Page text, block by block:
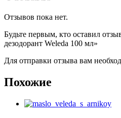
Отзывов пока нет.
Будьте первым, кто оставил
дезодорант Weleda 100 мл»
Для отправки отзыва вам
Похожие